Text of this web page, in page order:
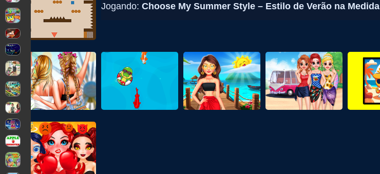
Jogando: Choose My Summer Style – Estilo de Verão na Medida